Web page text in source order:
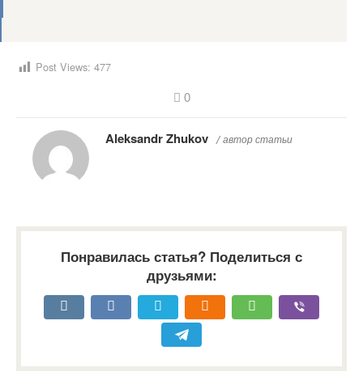
Post Views: 477
0
Aleksandr Zhukov / автор статьи
Понравилась статья? Поделиться с
друзьями: